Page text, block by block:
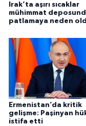
Irak’ta aşırı sıcaklar
mühimmat
patlamaya neden
Ermenistan’da kritik
gelişme: Paşinyan
istifa etti